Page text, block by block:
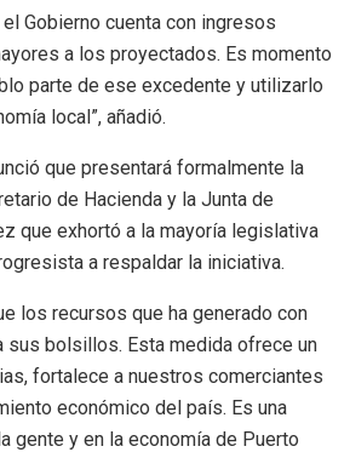
Gobierno cuenta con ingresos
a los proyectados. Es momento
parte de ese excedente y utilizarlo
local”, añadió.
que presentará formalmente la
de Hacienda y la Junta de
que exhortó a la mayoría legislativa
a respaldar la iniciativa.
los recursos que ha generado con
sus bolsillos. Esta medida ofrece un
fortalece a nuestros comerciantes
económico del país. Es una
gente y en la economía de Puerto